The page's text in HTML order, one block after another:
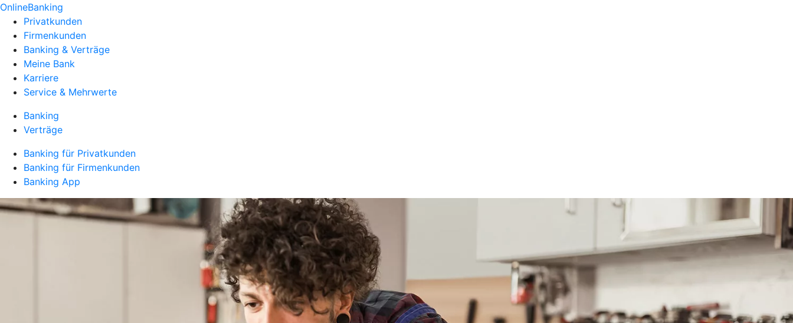
OnlineBanking
Privatkunden
Firmenkunden
Banking & Verträge
Meine Bank
Karriere
Service & Mehrwerte
Banking
Verträge
Banking für Privatkunden
Banking für Firmenkunden
Banking App